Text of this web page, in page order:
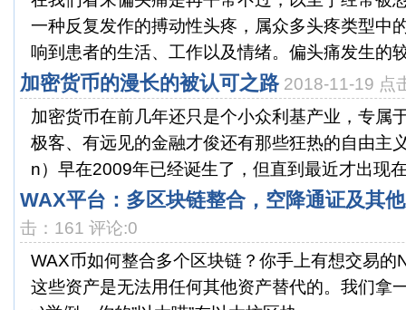
一种反复发作的搏动性头疼，属众多头疼类型中
响到患者的生活、工作以及情绪。偏头痛发生的
加密货币的漫长的被认可之路 2018-11-19 点
加密货币在前几年还只是个小众利基产业，专属
极客、有远见的金融才俊还有那些狂热的自由主
n）早在2009年已经诞生了，但直到最近才出现
WAX平台：多区块链整合，空降通证及其
击：161 评论:0
WAX币如何整合多个区块链？你手上有想交易的
这些资产是无法用任何其他资产替代的。我们拿